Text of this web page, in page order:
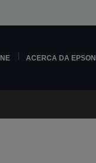
ACERCA DA EPSON